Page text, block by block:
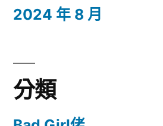
2024 年 8 月
分類